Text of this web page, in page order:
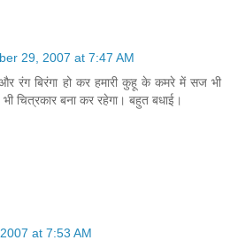
29, 2007 at 7:47 AM
रंग बिरंगा हो कर हमारी कुहू के कमरे में सज भी
चित्रकार बना कर रहेगा। बहुत बधाई।
at 7:53 AM